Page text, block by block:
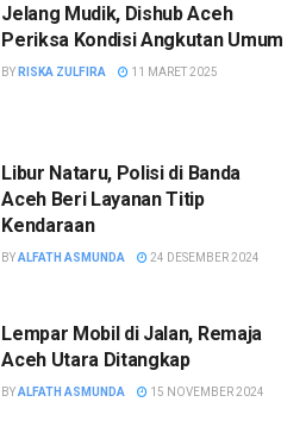
Jelang Mudik, Dishub Aceh
Periksa Kondisi Angkutan Umum
BY RISKA ZULFIRA 11 MARET 2025
Libur Nataru, Polisi di Banda
Aceh Beri Layanan Titip
Kendaraan
BYALFATH ASMUNDA 24 DESEMBER 2024
Lempar Mobil di Jalan, Remaja
Aceh Utara Ditangkap
BYALFATH ASMUNDA 15 NOVEMBER 2024